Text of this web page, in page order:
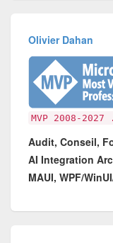
Olivier Dahan
MVP 2008-2027
Audit, Conseil,
AI Integration
MAUI, WPF/